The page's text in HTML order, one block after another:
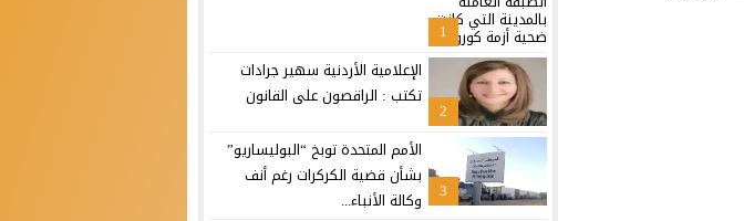
1
2
الإعلامية الأردنية سهير جرادات
تكتب : الراقصون على القانون
3
الأمم المتحدة توبخ “البوليساريو”
بشأن قضية الكركرات رغم أنف
وكالة الأنباء...